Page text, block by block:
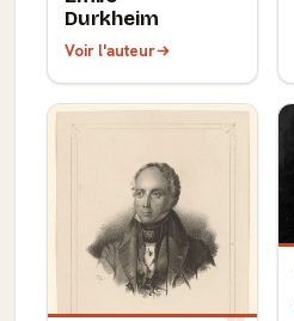
Durkheim
Voir l'auteur